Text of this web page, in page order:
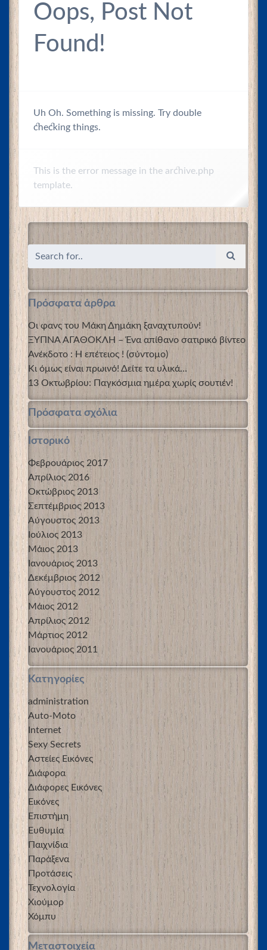
Oops, Post Not
Found!
Uh Oh. Something is missing. Try double
checking things.
This is the error message in the archive.php
template.
Πρόσφατα άρθρα
Οι φανς του Μάκη Δημάκη ξαναχτυπούν!
ΞΥΠΝΑ ΑΓΑΘΟΚΛΗ – Ένα απίθανο σατιρικό βίντεο
Ανέκδοτο : Η επέτειος ! (σύντομο)
Κι όμως είναι πρωινό! Δείτε τα υλικά…
13 Οκτωβρίου: Παγκόσμια ημέρα χωρίς σουτιέν!
Πρόσφατα σχόλια
Ιστορικό
Φεβρουάριος 2017
Απρίλιος 2016
Οκτώβριος 2013
Σεπτέμβριος 2013
Αύγουστος 2013
Ιούλιος 2013
Μάιος 2013
Ιανουάριος 2013
Δεκέμβριος 2012
Αύγουστος 2012
Μάιος 2012
Απρίλιος 2012
Μάρτιος 2012
Ιανουάριος 2011
Kατηγορίες
administration
Auto-Moto
Internet
Sexy Secrets
Αστείες Εικόνες
Διάφορα
Διάφορες Εικόνες
Εικόνες
Επιστήμη
Ευθυμία
Παιχνίδια
Παράξενα
Προτάσεις
Τεχνολογία
Χιούμορ
Χόμπυ
Μεταστοιχεία